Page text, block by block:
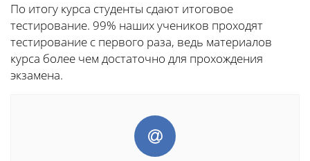
По итогу курса студенты сдают итоговое
тестирование. 99% наших учеников проходят
тестирование с первого раза, ведь материалов
курса более чем достаточно для прохождения
экзамена.